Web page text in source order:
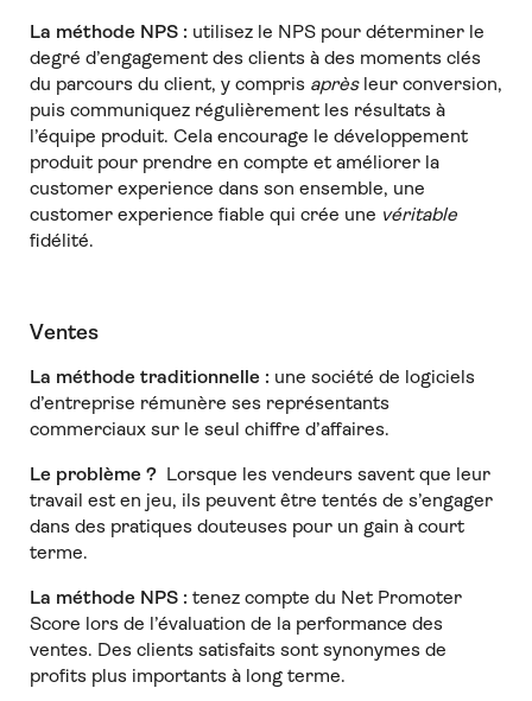
La méthode NPS : utilisez le NPS pour déterminer le
degré d’engagement des clients à des moments clés
du parcours du client, y compris aprèsleur conversion,
puis communiquez régulièrement les résultats à
l’équipe produit. Cela encourage le développement
produit pour prendre en compte et améliorer la
customer experience dans son ensemble, une
customer experience fiable qui crée une véritable
fidélité.
Ventes
La méthode traditionnelle : une société de logiciels
d’entreprise rémunère ses représentants
commerciaux sur le seul chiffre d’affaires.
Le problème ? Lorsque les vendeurs savent que leur
travail est en jeu, ils peuvent être tentés de s’engager
dans des pratiques douteuses pour un gain à court
terme.
La méthode NPS : tenez compte du Net Promoter
Score lors de l’évaluation de la performance des
ventes. Des clients satisfaits sont synonymes de
profits plus importants à long terme.